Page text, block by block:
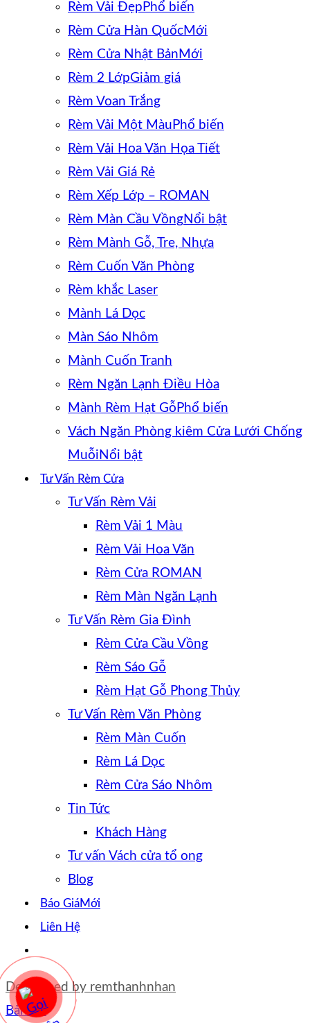
Rèm Vải Đẹp
Rèm Cửa Hàn Quốc
Rèm Cửa Nhật Bản
Rèm 2 Lớp
Rèm Voan Trắng
Rèm Vải Một Màu
Rèm Vải Hoa Văn Họa Tiết
Rèm Vải Giá Rẻ
Rèm Xếp Lớp – ROMAN
Rèm Màn Cầu Vồng
Rèm Mành Gỗ, Tre, Nhựa
Rèm Cuốn Văn Phòng
Rèm khắc Laser
Mành Lá Dọc
Màn Sáo Nhôm
Mành Cuốn Tranh
Rèm Ngăn Lạnh Điều Hòa
Mành Rèm Hạt Gỗ
Vách Ngăn Phòng kiêm Cửa Lưới Chống
Muỗi
Tư Vấn Rèm Cửa
Tư Vấn Rèm Vải
Rèm Vải 1 Màu
Rèm Vải Hoa Văn
Rèm Cửa ROMAN
Rèm Màn Ngăn Lạnh
Tư Vấn Rèm Gia Đình
Rèm Cửa Cầu Vồng
Rèm Sáo Gỗ
Rèm Hạt Gỗ Phong Thủy
Tư Vấn Rèm Văn Phòng
Rèm Màn Cuốn
Rèm Lá Dọc
Rèm Cửa Sáo Nhôm
Tin Tức
Khách Hàng
Tư vấn Vách cửa tổ ong
Blog
Báo Giá
Liên Hệ
Developed by remthanhnhan
Bản đồ